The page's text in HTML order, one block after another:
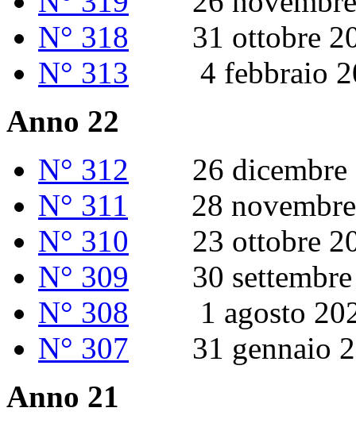
N° 318 31 ottobre
N° 313 4 febbraio
Anno 22
N° 312 26 dicembre
N° 311 28 novembre
N° 310 23 ottobre
N° 309 30 settembre
N° 308 1 agosto
N° 307 31 gennaio
Anno 21